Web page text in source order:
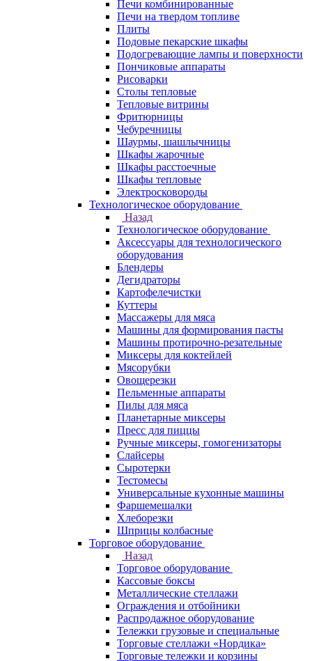
Печи комбинированные
Печи на твердом топливе
Плиты
Подовые пекарские шкафы
Подогревающие лампы и поверхности
Пончиковые аппараты
Рисоварки
Столы тепловые
Тепловые витрины
Фритюрницы
Чебуречницы
Шаурмы, шашлычницы
Шкафы жарочные
Шкафы расстоечные
Шкафы тепловые
Электросковороды
Технологическое оборудование
Назад
Технологическое оборудование
Аксессуары для технологического
оборудования
Блендеры
Дегидраторы
Картофелечистки
Куттеры
Массажеры для мяса
Машины для формирования пасты
Машины протирочно-резательные
Миксеры для коктейлей
Мясорубки
Овощерезки
Пельменные аппараты
Пилы для мяса
Планетарные миксеры
Пресс для пиццы
Ручные миксеры, гомогенизаторы
Слайсеры
Сыротерки
Тестомесы
Универсальные кухонные машины
Фаршемешалки
Хлеборезки
Шприцы колбасные
Торговое оборудование
Назад
Торговое оборудование
Кассовые боксы
Металлические стеллажи
Ограждения и отбойники
Распродажное оборудование
Тележки грузовые и специальные
Торговые стеллажи «Нордика»
Торговые тележки и корзины